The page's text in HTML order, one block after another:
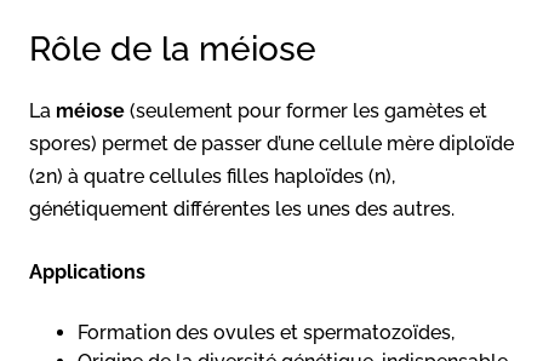
Rôle de la méiose
La méiose (seulement pour former les gamètes et
spores) permet de passer d’une cellule mère diploïde
(2n) à quatre cellules filles haploïdes (n),
génétiquement différentes les unes des autres.
Applications
Formation des ovules et spermatozoïdes,